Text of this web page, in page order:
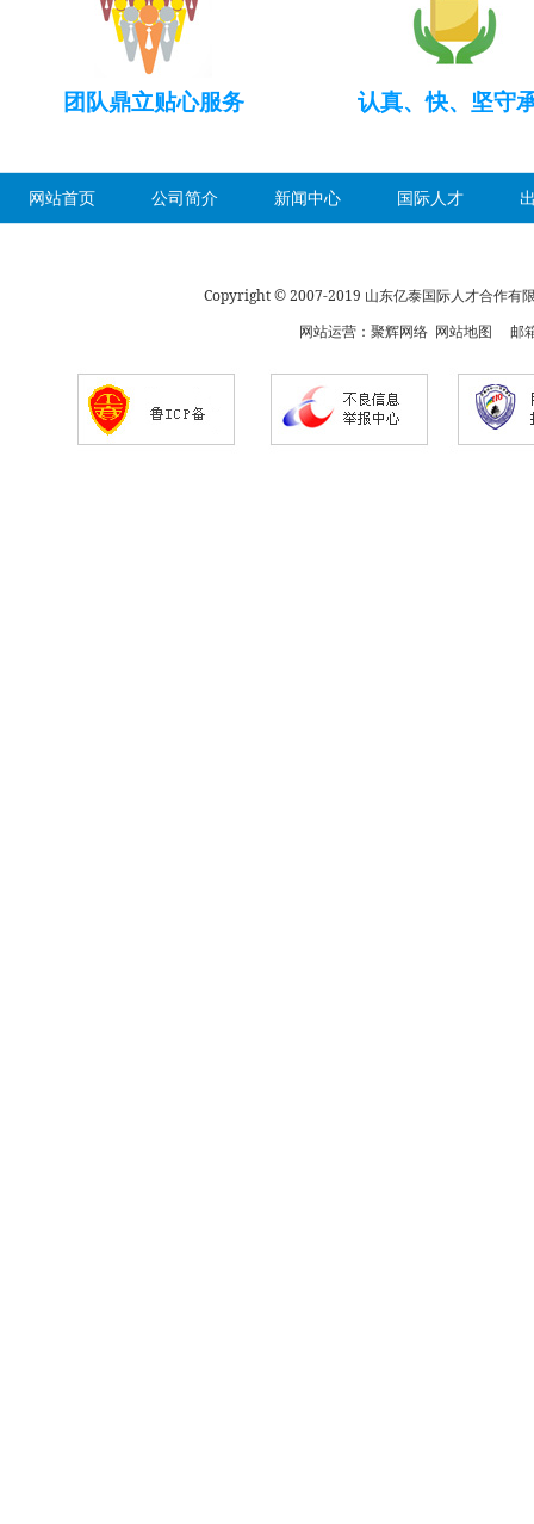
团队鼎立贴心服务 认真、快、坚守
网站首页 公司简介 新闻中心 国际人才
Copyright © 2007-2019 山东亿泰国际人才合作
网站运营： 聚辉网络 网站地图 邮